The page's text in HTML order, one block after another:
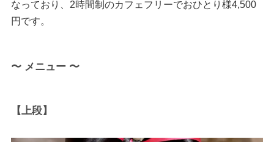
なっており、2時間制のカフェフリーでおひとり様4,500
円です。
〜 メニュー 〜
【上段】